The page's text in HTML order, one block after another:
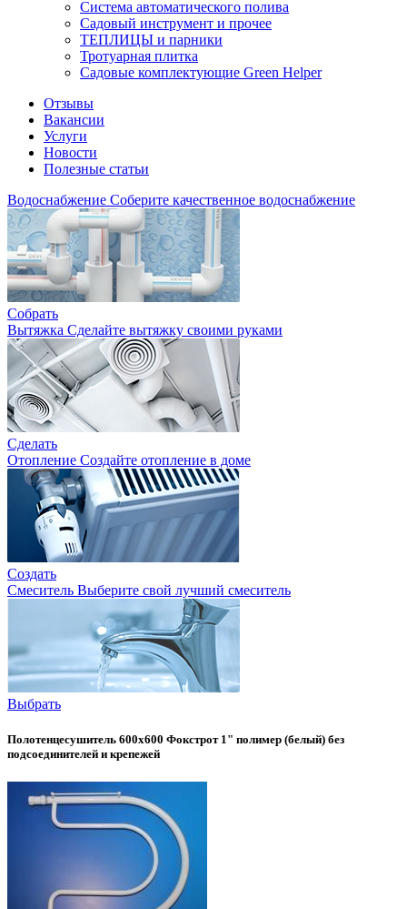
Система автоматического полива
Садовый инструмент и прочее
ТЕПЛИЦЫ и парники
Тротуарная плитка
Садовые комплектующие Green Helper
Отзывы
Вакансии
Услуги
Новости
Полезные статьи
Водоснабжение Соберите качественное водоснабжение
Собрать
Вытяжка Сделайте вытяжку своими руками
Сделать
Отопление Создайте отопление в доме
Создать
Смеситель Выберите свой лучший смеситель
Выбрать
Полотенцесушитель 600х600 Фокстрот 1" полимер (белый) без
подсоединителей и крепежей